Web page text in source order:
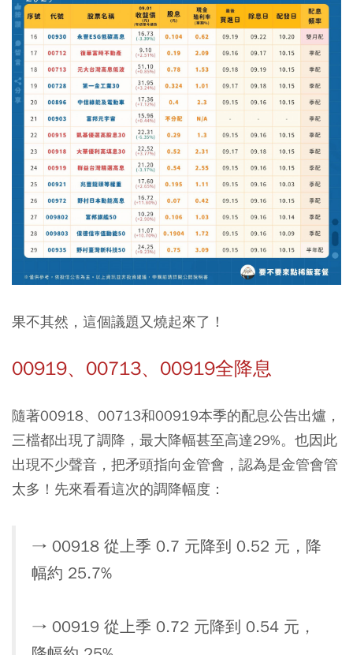
果不其然，這個議題又燒起來了！
00919、00713、00919全降息
隨著00918、00713和00919本季的配息公告出爐，
三檔都出現了調降，最大降幅甚至高達29%。也因此
出現不少聲音，把矛頭指向金管會，認為是金管會管
太多！先來看看這次的調降幅度：
→ 00918 從上季 0.7 元降到 0.52 元，降
幅約 25.7%
→ 00919 從上季 0.72 元降到 0.54 元，